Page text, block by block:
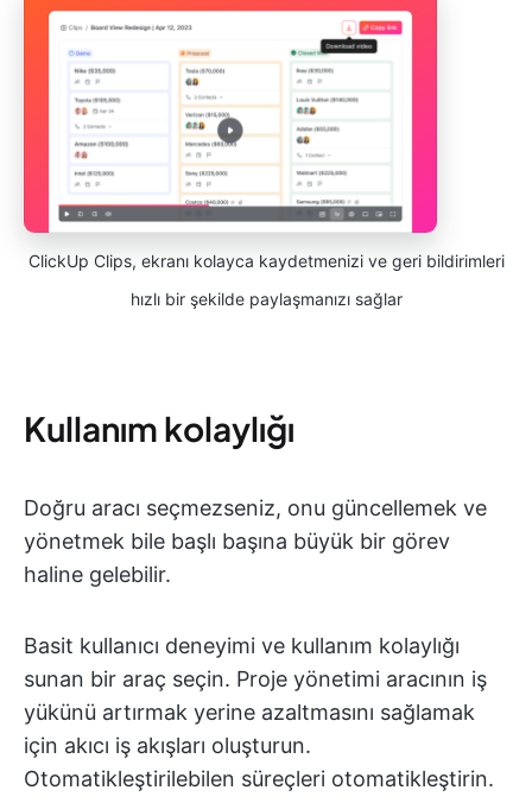
ClickUp Clips, ekranı kolayca kaydetmenizi ve geri bildirimleri
hızlı bir şekilde paylaşmanızı sağlar
Kullanım kolaylığı
Doğru aracı seçmezseniz, onu güncellemek ve
yönetmek bile başlı başına büyük bir görev
haline gelebilir.
Basit kullanıcı deneyimi ve kullanım kolaylığı
sunan bir araç seçin. Proje yönetimi aracının iş
yükünü artırmak yerine azaltmasını sağlamak
için akıcı iş akışları oluşturun.
Otomatikleştirilebilen süreçleri otomatikleştirin.